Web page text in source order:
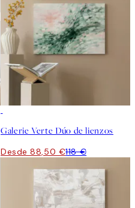
Galerie Verte Dúo de lienzos
Desde 88,50 €118 €